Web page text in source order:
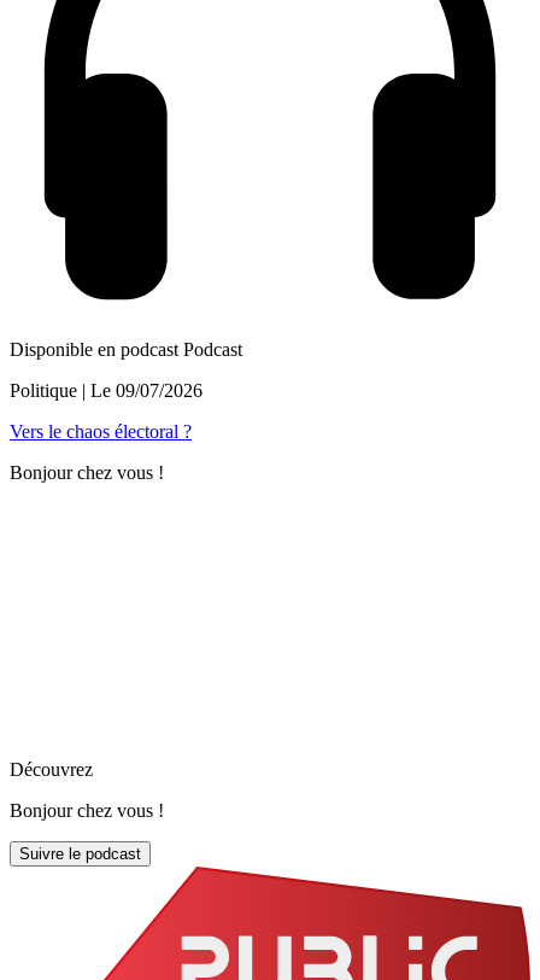
Disponible en podcast Podcast
Politique | Le 09/07/2026
Vers le chaos électoral ?
Bonjour chez vous !
Découvrez
Bonjour chez vous !
Suivre le podcast